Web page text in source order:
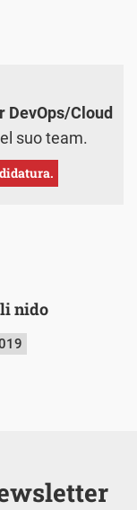
DevOps/Cloud
suo team.
nido